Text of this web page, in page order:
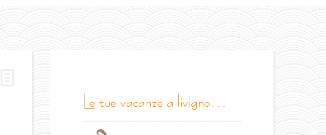
le tue vacanze a livigno…